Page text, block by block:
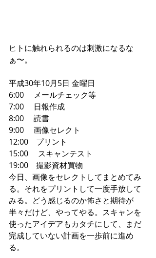
ヒトに触れられるのは刺激になるな
ぁ〜。
平成30年10月5日 金曜日
6:00     メールチェック等
7:00     日報作成
8:00     読書
9:00     画像セレクト
12:00    プリント
15:00     スキャンテスト
19:00    撮影資材買物
今日、画像をセレクトしてまとめてみ
る。それをプリントして一度手放して
みる。どう感じるのか怖さと期待が
半々だけど、やってやる。スキャンを
使ったアイデアもカタチにして、まだ
完成していない計画を一歩前に進め
る。